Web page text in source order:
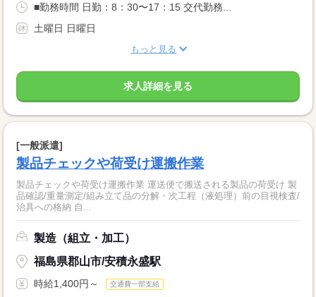
■勤務時間 日勤：8：30〜17：15 交代勤務...
土曜日 日曜日
もっと見る
求人詳細を見る
[一般派遣]
製品チェックや荷受け運搬作業
製品チェックや荷受け運搬作業 運送便で搬送される製品の荷受け 製
品確認/重量測定/組み立て品の分解・次工程（液処理）前の目視検査/
治具への格納 自...
製造（組立・加工）
福島県郡山市/安積永盛駅
時給1,400円～ 交通費一部支給